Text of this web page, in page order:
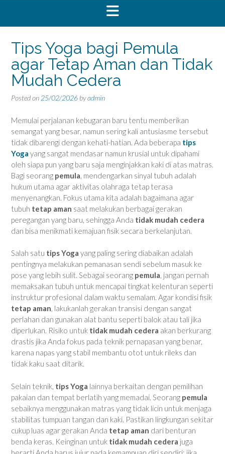
Tips Yoga bagi Pemula
agar Tetap Aman dan Tidak
Mudah Cedera
Posted on 25/02/2026 byadmin
Memulai perjalanan kebugaran baru tentu memberikan
semangat yang besar, namun sering kali antusiasme tersebut
tidak dibarengi dengan kehati-hatian. Ada beberapa tips
Yoga yang sangat mendasar namun krusial untuk dipahami
oleh siapa pun yang baru saja menginjakkan kaki di atas matras.
Bagi seorang pemula , mendengarkan sinyal tubuh adalah
hukum utama agar aktivitas olahraga tetap terasa
menyenangkan. Fokus utama kita adalah bagaimana agar
tubuh tetap aman saat melakukan berbagai gerakan
peregangan yang baru, sehingga Anda tidak mudah cedera
dan bisa menikmati kemajuan fisik secara berkelanjutan.
Salah satu tips Yoga yang paling sering diabaikan adalah
pentingnya melakukan pemanasan sendi sebelum masuk ke
pose yang lebih sulit. Sebagai seorang pemula, jangan pernah
memaksakan tubuh untuk mencapai tingkat kelenturan seperti
instruktur profesional dalam waktu semalam. Agar kondisi fisik
tetap aman, lakukanlah gerakan transisi dengan sangat
perlahan dan gunakan alat bantu seperti balok atau tali jika
diperlukan. Risiko untuk tidak mudah cedera akan berkurang
drastis jika Anda fokus pada teknik pernapasan yang benar,
karena napas yang stabil membantu otot untuk rileks dan
tidak kaku saat ditarik.
Selain teknik, tips Yoga lainnya berkaitan dengan pemilihan
pakaian dan tempat berlatih yang memadai. Seorang pemula
sebaiknya menggunakan matras yang tidak licin untuk menjaga
stabilitas tumpuan tangan dan kaki. Pastikan lingkungan sekitar
cukup luas agar gerakan Anda tetap aman dari benturan
benda keras. Keinginan untuk tidak mudah cedera juga